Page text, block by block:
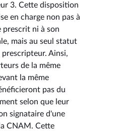
3. Cette disposition
en charge non pas à
prescrit ni à son
mais au seul statut
Ainsi,
de la même
la même
pas du
selon que leur
signataire d'une
CNAM. Cette